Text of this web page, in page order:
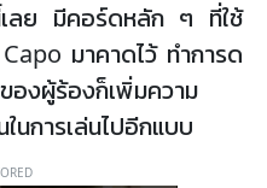
เลย มีคอร์ดหลัก ๆ ที่ใช้
มาคาดไว้ ทำการด
องผู้ร้องก็เพิ่มความ
นการเล่นไปอีกแบบ